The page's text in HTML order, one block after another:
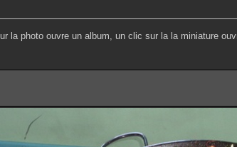
la photo ouvre un album, un clic sur la la miniature